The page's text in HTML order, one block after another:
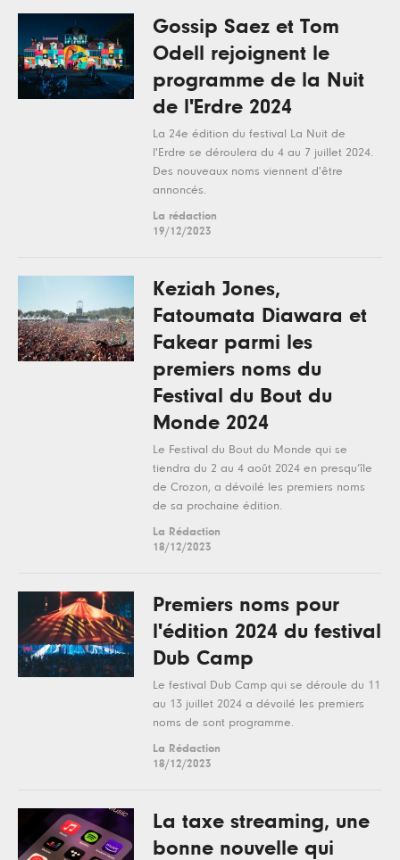
Gossip Saez et Tom
Odell rejoignent le
programme de la Nuit
de l'Erdre 2024
La 24e édition du festival La Nuit de
l'Erdre se déroulera du 4 au 7 juillet 2024.
Des nouveaux noms viennent d'être
annoncés.
La rédaction
19/12/2023
Keziah Jones,
Fatoumata Diawara et
Fakear parmi les
premiers noms du
Festival du Bout du
Monde 2024
Le Festival du Bout du Monde qui se
tiendra du 2 au 4 août 2024 en presqu’île
de Crozon, a dévoilé les premiers noms
de sa prochaine édition.
La Rédaction
18/12/2023
Premiers noms pour
l'édition 2024 du festival
Dub Camp
Le festival Dub Camp qui se déroule du 11
au 13 juillet 2024 a dévoilé les premiers
noms de sont programme.
La Rédaction
18/12/2023
La taxe streaming, une
bonne nouvelle qui